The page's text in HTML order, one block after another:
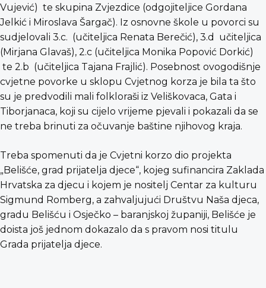
Vujević) te skupina Zvjezdice (odgojiteljice Gordana
Jelkić i Miroslava Šargač). Iz osnovne škole u povorci su
sudjelovali 3.c. (učiteljica Renata Berečić), 3.d učiteljica
(Mirjana Glavaš), 2.c (učiteljica Monika Popović Dorkić)
te 2.b (učiteljica Tajana Frajlić). Posebnost ovogodišnje
cvjetne povorke u sklopu Cvjetnog korza je bila ta što
su je predvodili mali folkloraši iz Veliškovaca, Gata i
Tiborjanaca, koji su cijelo vrijeme pjevali i pokazali da se
ne treba brinuti za očuvanje baštine njihovog kraja.
Treba spomenuti da je Cvjetni korzo dio projekta
„Belišće, grad prijatelja djece“, kojeg sufinancira Zaklada
Hrvatska za djecu i kojem je nositelj Centar za kulturu
Sigmund Romberg, a zahvaljujući Društvu Naša djeca,
gradu Belišću i Osječko – baranjskoj županiji, Belišće je
doista još jednom dokazalo da s pravom nosi titulu
Grada prijatelja djece.